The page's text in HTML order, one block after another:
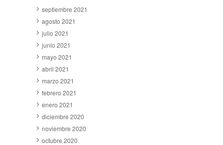
septiembre 2021
agosto 2021
julio 2021
junio 2021
mayo 2021
abril 2021
marzo 2021
febrero 2021
enero 2021
diciembre 2020
noviembre 2020
octubre 2020